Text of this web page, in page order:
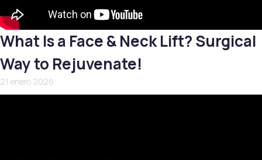
What Is a Face & Neck Lift? Surgical
Way to Rejuvenate!
21 enero 2026